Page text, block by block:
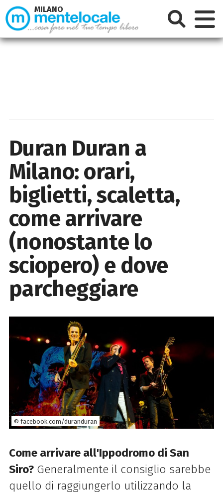
Duran Duran a
Milano: orari,
biglietti, scaletta,
come arrivare
(nonostante lo
sciopero) e dove
parcheggiare
© facebook.com/duranduran
Come arrivare all'Ippodromo di San
Siro?Generalmente il consiglio sarebbe
quello di raggiungerlo utilizzando la
MILANO